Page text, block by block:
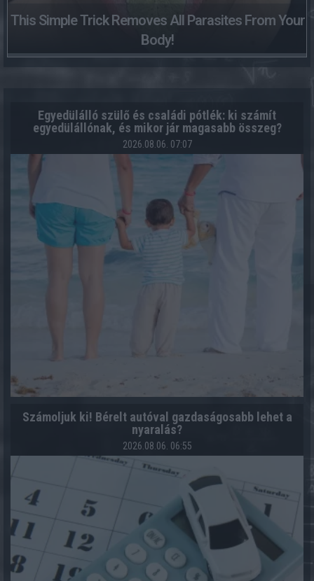
This Simple Trick Removes All Parasites From Your
Body!
Egyedülálló szülő és családi pótlék: ki számít
egyedülállónak, és mikor jár magasabb összeg?
2026.08.06. 07:07
Számoljuk ki! Bérelt autóval gazdaságosabb lehet a
nyaralás?
2026.08.06. 06:55